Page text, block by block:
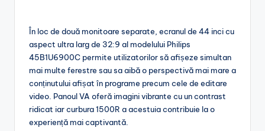
În loc de două monitoare separate, ecranul de 44 inci cu
aspect ultra larg de 32:9 al modelului Philips
45B1U6900C permite utilizatorilor să afișeze simultan
mai multe ferestre sau sa aibă o perspectivă mai mare a
conținutului afișat în programe precum cele de editare
video. Panoul VA oferă imagini vibrante cu un contrast
ridicat iar curbura 1500R a acestuia contribuie la o
experiență mai captivantă.